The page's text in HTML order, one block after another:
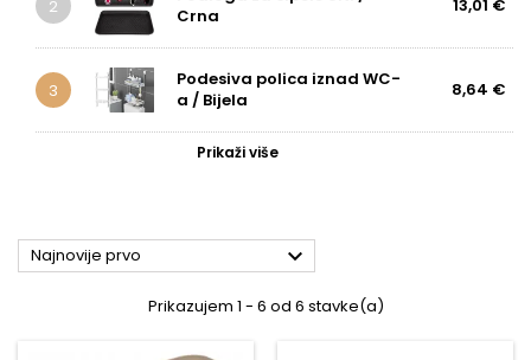
2
Crna
13,01 €
3
Podesiva polica iznad WC-
a / Bijela
8,64 €
Prikaži više
Najnovije prvo 
Prikazujem 1 - 6 od 6 stavke(a)